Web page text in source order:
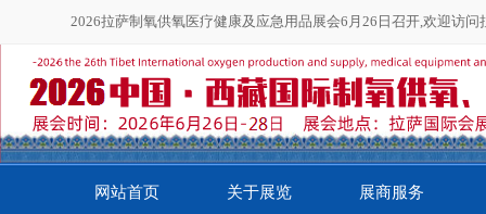
2026拉萨制氧供氧医疗健康及应急用品展会6月26日召开,欢迎访
网站首页 关于展览 展商服务